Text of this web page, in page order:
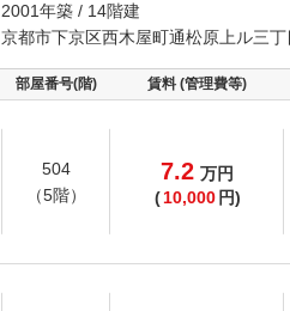
2001年築 / 14階建
京都市下京区西木屋町通松原上ル三
部屋番号(階) 賃料 (管理費等)
504
（5階）
7.2 万円
( 10,000 円)